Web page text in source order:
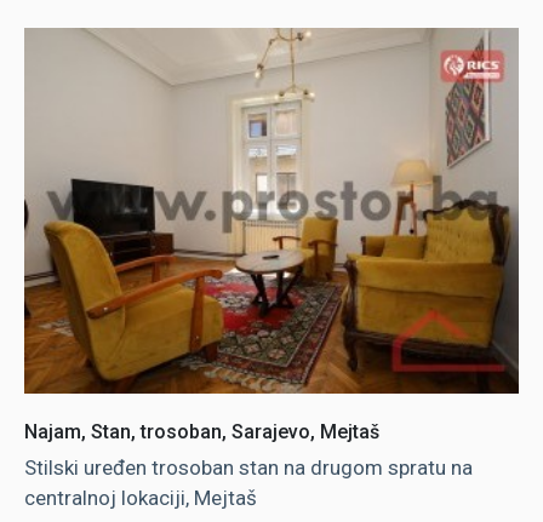
Najam, Stan, trosoban, Sarajevo, Mejtaš
Stilski uređen trosoban stan na drugom spratu na
centralnoj lokaciji, Mejtaš